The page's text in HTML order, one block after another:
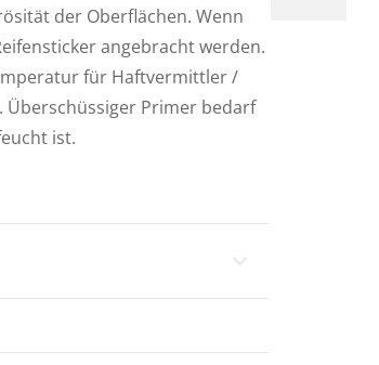
der Oberflächen. Wenn
angebracht werden.
für Haftvermittler /
Überschüssiger Primer bedarf
ist.